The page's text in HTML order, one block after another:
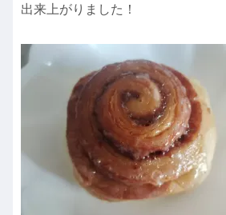
出来上がりました！